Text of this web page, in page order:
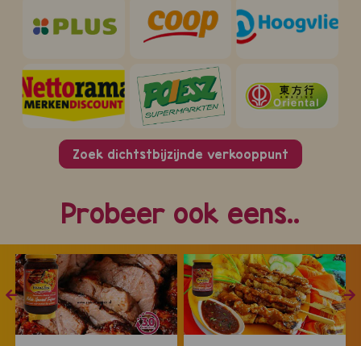
Zoek dichtstbijzijnde verkooppunt
Probeer ook eens..